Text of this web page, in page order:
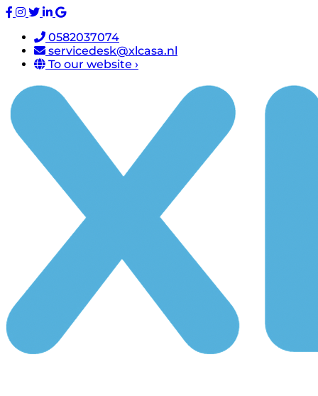
0582037074
servicedesk@xlcasa.nl
To our website ›